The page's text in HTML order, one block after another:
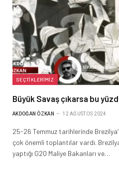
SEÇTIKLERIMIZ
Büyük Savaş çıkarsa bu
AKDOĞAN ÖZKAN 12 AĞUSTOS 2024
25-26 Temmuz tarihlerinde
çok önemli toplantılar vardı.
yaptığı G20 Maliye Bakanları ve…